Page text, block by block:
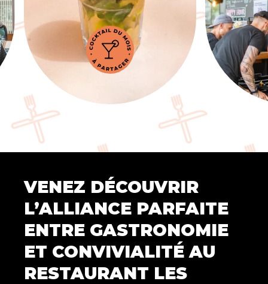
VENEZ DÉCOUVRIR
L’ALLIANCE PARFAITE
ENTRE GASTRONOMIE
ET CONVIVIALITÉ AU
RESTAURANT LES